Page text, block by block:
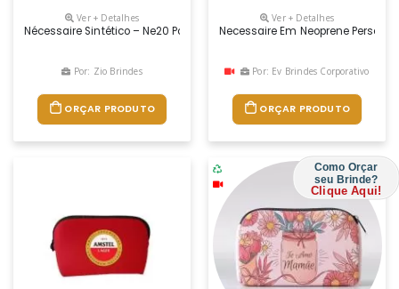
Ver + Detalhes
Nécessaire Sintético – Ne20 Pode Ser Confeccionada Em Sintético
Por: Zio Brindes
ORÇAR PRODUTO
Ver + Detalhes
Necessaire Em Neoprene
Por: Ev Brindes Corporativo
ORÇAR PRODUTO
Como Orçar
seu Brinde?
Clique Aqui!